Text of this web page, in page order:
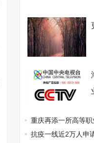
重庆再添一所高等
学院抗疫一线近2万人申